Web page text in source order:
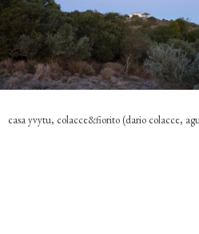
casa yvytu, colacce&fiorito (dario colacce,